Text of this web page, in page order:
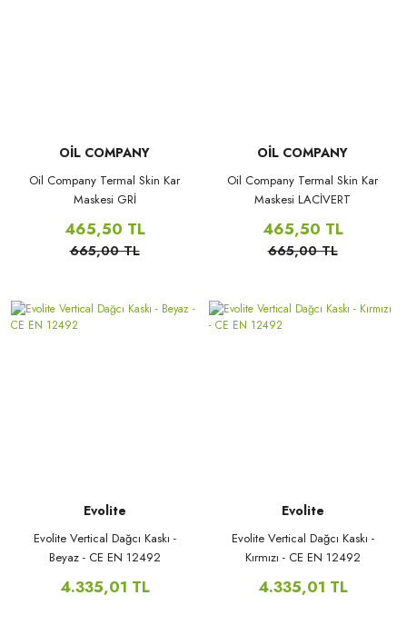
OİL COMPANY
Oil Company Termal Skin Kar
Maskesi GRİ
465,50 TL
665,00 TL
OİL COMPANY
Oil Company Termal Skin Kar
Maskesi LACİVERT
465,50 TL
665,00 TL
Evolite
Evolite Vertical Dağcı Kaskı -
Beyaz - CE EN 12492
4.335,01 TL
Evolite
Evolite Vertical Dağcı Kaskı -
Kırmızı - CE EN 12492
4.335,01 TL